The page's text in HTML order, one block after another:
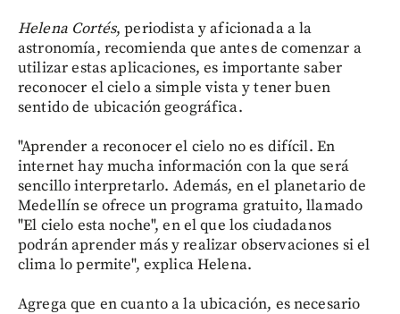
Helena Cortés, periodista y aficionada a la
astronomía, recomienda que antes de comenzar a
utilizar estas aplicaciones, es importante saber
reconocer el cielo a simple vista y tener buen
sentido de ubicación geográfica.
"Aprender a reconocer el cielo no es difícil. En
internet hay mucha información con la que será
sencillo interpretarlo. Además, en el planetario de
Medellín se ofrece un programa gratuito, llamado
"El cielo esta noche", en el que los ciudadanos
podrán aprender más y realizar observaciones si el
clima lo permite", explica Helena.
Agrega que en cuanto a la ubicación, es necesario